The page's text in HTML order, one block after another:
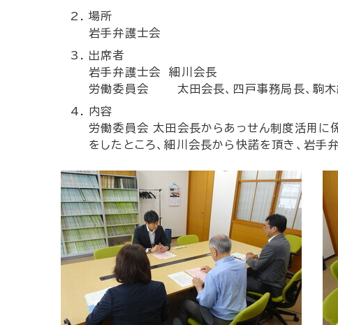
場所
岩手弁護士会
出席者
岩手弁護士会 細川会長
労働委員会 太田会長、四戸事務局長、駒木
内容
労働委員会 太田会長からあっせん制度活用に
をしたところ、細川会長から快諾を頂き、岩手